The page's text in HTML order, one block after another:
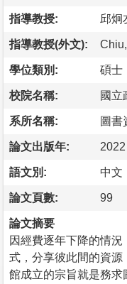
指導教授: 邱炯
指導教授(外文):
學位類別: 碩士
校院名稱: 國立
系所名稱: 圖書
論文出版年: 2022
語文別: 中文
論文頁數: 99
論文摘要
因經費逐年下降的情
式，分享彼此間的資
館成立的宗旨就是務